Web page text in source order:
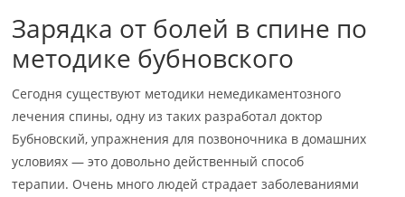
Зарядка от болей в спине по
методике бубновского
Сегодня существуют методики немедикаментозного
лечения спины, одну из таких разработал доктор
Бубновский, упражнения для позвоночника в домашних
условиях — это довольно действенный способ
терапии. Очень много людей страдает заболеваниями